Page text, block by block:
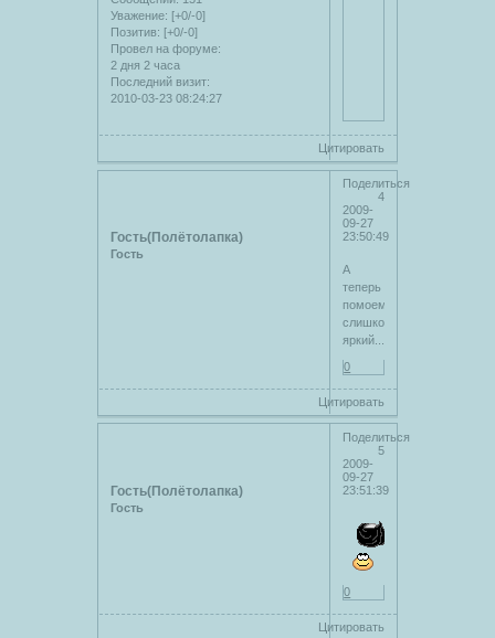
Уважение: [+0/-0]
Позитив: [+0/-0]
Провел на форуме:
2 дня 2 часа
Последний визит:
2010-03-23 08:24:27
Цитировать
Поделиться
4
2009-
09-27
23:50:49
Гость(Полётолапка)
Гость
А
теперь
помоему
слишком
яркий...
0
Цитировать
Поделиться
5
2009-
09-27
23:51:39
Гость(Полётолапка)
Гость
0
Цитировать